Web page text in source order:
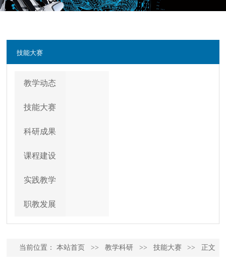
技能大赛
教学动态
技能大赛
科研成果
课程建设
实践教学
职教发展
当前位置： 本站首页 >> 教学科研 >> 技能大赛 >> 正文